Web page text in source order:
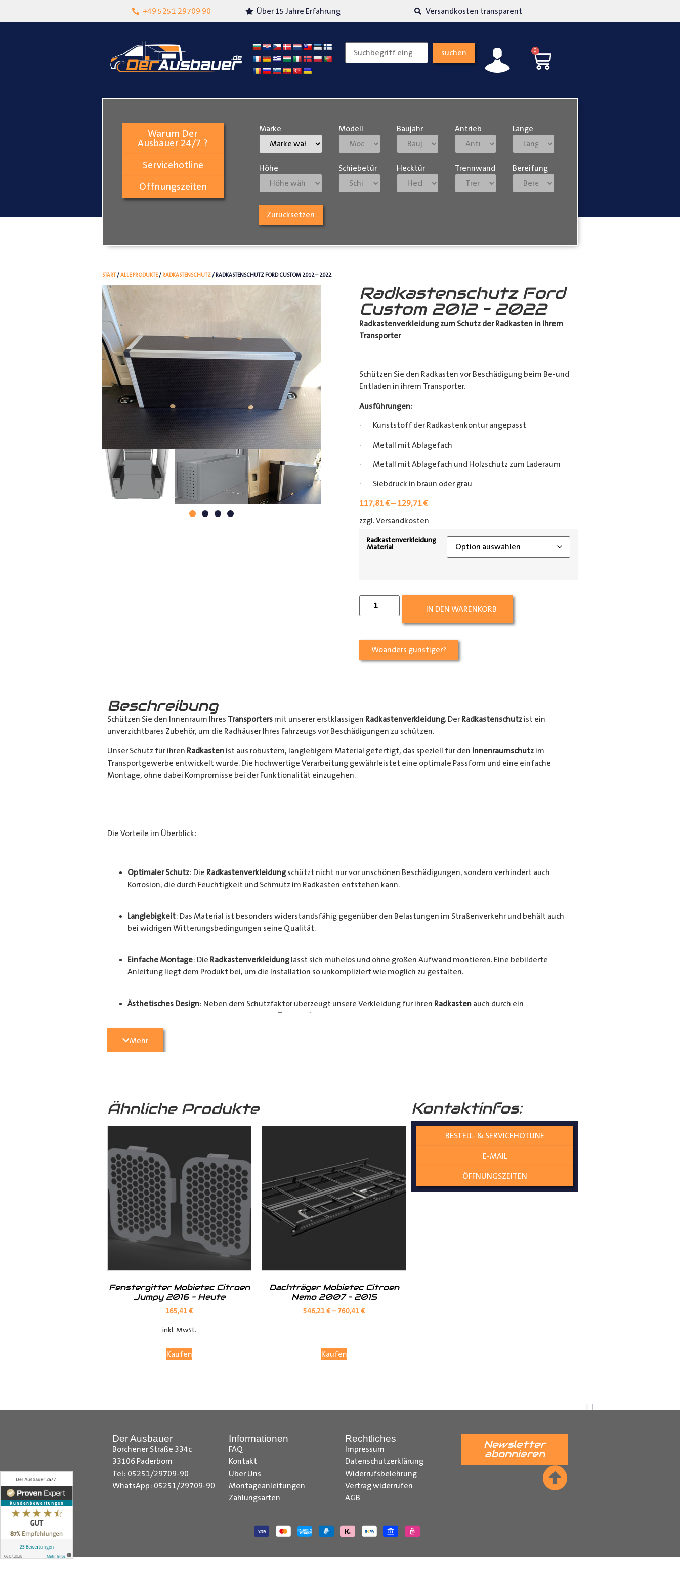
+49 5251 29709 90
Lokalgeschäft in Paderborn Über 15 Jahre Erfahrung Versandkosten transparent
suchen 0
Warum Der
Ausbauer 24/7 ?
Servicehotline
Öffnungszeiten
Marke Modell Baujahr Antrieb Länge
Höhe Schiebetür Hecktür Trennwand Bereifung
Zurücksetzen
START/ALLE PRODUKTE/ RADKASTENSCHUTZ/ RADKASTENSCHUTZ FORD CUSTOM 2012 – 2022
Radkastenschutz Ford
Custom 2012 – 2022
Radkastenverkleidung zum Schutz der Radkasten in Ihrem
Transporter
Schützen Sie den Radkasten vor Beschädigung beim Be-und
Entladen in ihrem Transporter.
Ausführungen:
· Kunststoff der Radkastenkontur angepasst
· Metall mit Ablagefach
· Metall mit Ablagefach und Holzschutz zum Laderaum
· Siebdruck in braun oder grau
117,81€–129,71€
zzgl. Versandkosten
Radkastenverkleidung
Material
IN DEN WARENKORB
Woanders günstiger?
Beschreibung
Schützen Sie den Innenraum Ihres Transportersmit unserer erstklassigen Radkastenverkleidung.Der Radkastenschutzist ein
unverzichtbares Zubehör, um die Radhäuser Ihres Fahrzeugs vor Beschädigungen zu schützen.
Unser Schutz für ihren Radkastenist aus robustem, langlebigem Material gefertigt, das speziell für den Innenraumschutzim
Transportgewerbe entwickelt wurde. Die hochwertige Verarbeitung gewährleistet eine optimale Passform und eine einfache
Montage, ohne dabei Kompromisse bei der Funktionalität einzugehen.
Die Vorteile im Überblick:
Optimaler Schutz: Die Radkastenverkleidungschützt nicht nur vor unschönen Beschädigungen, sondern verhindert auch
Korrosion, die durch Feuchtigkeit und Schmutz im Radkasten entstehen kann.
Langlebigkeit: Das Material ist besonders widerstandsfähig gegenüber den Belastungen im Straßenverkehr und behält auch
bei widrigen Witterungsbedingungen seine Qualität.
Einfache Montage: Die Radkastenverkleidunglässt sich mühelos und ohne großen Aufwand montieren. Eine bebilderte
Anleitung liegt dem Produkt bei, um die Installation so unkompliziert wie möglich zu gestalten.
Ästhetisches Design: Neben dem Schutzfaktor überzeugt unsere Verkleidung für ihren Radkastenauch durch ein
ansprechendes Design, das die Optik Ihres Transporters aufwertet.
· Kunststoff der Radkastenkontur angepasst
· Metall mit Ablagefach
· Metall mit Ablagefach und Holzschutz zum Laderaum
· Siebdruck in braun oder grau
Sprinter Radkastenschutz, Maxus e-deliver 3 Radkastenschutz, Maxus e-deliver 9 Radkastenschutz, Maxus EV80 Radkastenschutz,
Nissan NV200 Radkastenschutz, Nissan NV250 Radkastenschutz, Nissan NV300 Primastar Radkastenschutz, Nissan NV400 Interstar
Radkastenschutz, Opel Combo Radkastenschutz , Opel Vivaro Radkastenschutz, Opel Movano Radkastenschutz, Peugeot Partner
Radkastenschutz, Peugeot Expert Radkastenschutz, Peugeot Boxer Radkastenschutz, Peugeot Bipper Radkastenschutz, Renault
Kangoo Radkastenschutz, Renault Trafic Radkastenschutz, Renault Master Radkastenschutz, Toyota Proace Radkastenschutz,
Toyota Proace City Radkastenschutz, VW Caddy Cargo Radkastenschutz, VW T6.1 Radkastenschutz, VW ID Cargo Radkastenschutz,
Mehr
Ähnliche Produkte
Fenstergitter Mobietec Citroen
Jumpy 2016 – Heute
165,41€
inkl. MwSt.
Kaufen
Dachträger Mobietec Citroen
Nemo 2007 – 2015
546,21€–760,41€
Kaufen
Kontaktinfos:
BESTELL- & SERVICEHOTLINE
E-MAIL
ÖFFNUNGSZEITEN
Der Ausbauer
Borchener Straße 334c
33106 Paderborn
Tel: 05251/29709-90
WhatsApp: 05251/29709-90
Informationen
FAQ
Kontakt
Über Uns
Montageanleitungen
Zahlungsarten
Rechtliches
Impressum
Datenschutzerklärung
Widerrufsbelehrung
Vertrag widerrufen
AGB
Newsletter
abonnieren